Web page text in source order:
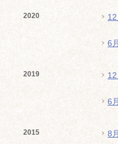
2020 12
6月
2019 12
6月
2015 8月